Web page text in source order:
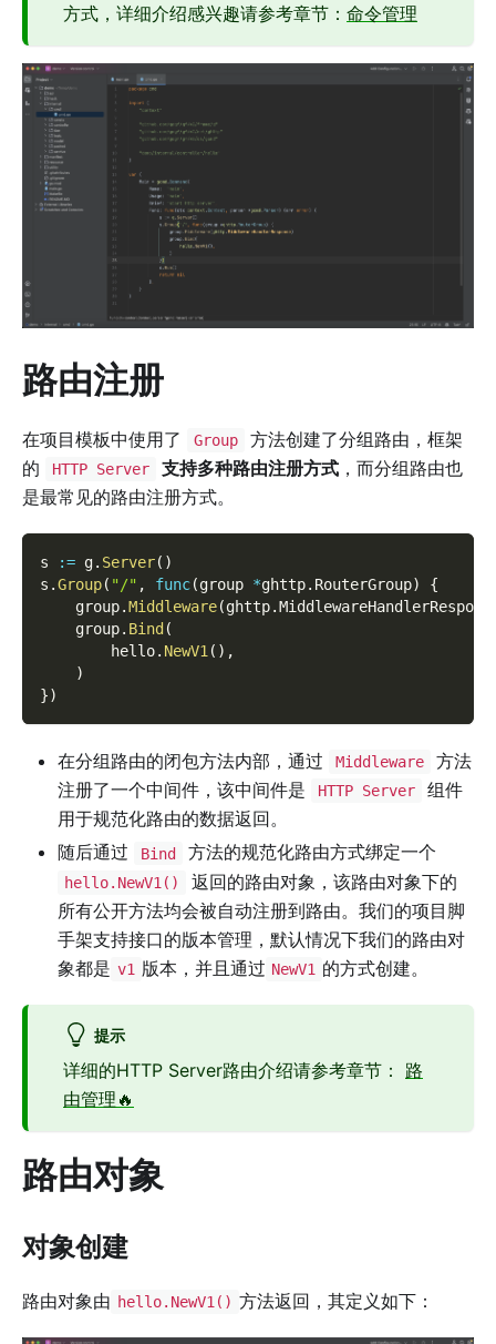
方式，详细介绍感兴趣请参考章节： 命令管理
路由注册
在项目模板中使用了 Group
方法创建了分组路由，框架
的
HTTP Server 支持多种路由注册方式，而分组路由也
是最常见的路由注册方式。
s := g. Server( )
s .Group( "/" , func(group *ghttp. RouterGroup)
{
    group
.Middleware(ghttp.
    group
. Bind (
        hello
. NewV1 ( ) ,
)
})
在分组路由的闭包方法内部，通过 Middleware
方法
注册了一个中间件，该中间件是
HTTP Server
组件
用于规范化路由的数据返回。
随后通过
Bind 方法的规范化路由方式绑定一个
hello.NewV1()
返回的路由对象，该路由对象下的
所有公开方法均会被自动注册到路由。我们的项目脚
手架支持接口的版本管理，默认情况下我们的路由对
象都是 v1 版本，并且通过 NewV1 的方式创建。
提示
详细的HTTP Server路由介绍请参考章节： 路
由管理🔥
路由对象
对象创建
路由对象由 hello.NewV1() 方法返回，其定义如下：